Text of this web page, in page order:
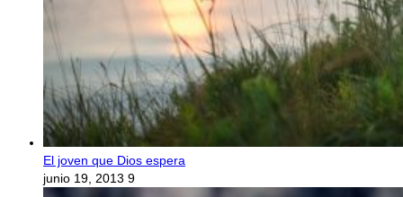
El joven que Dios espera
junio 19, 2013 9